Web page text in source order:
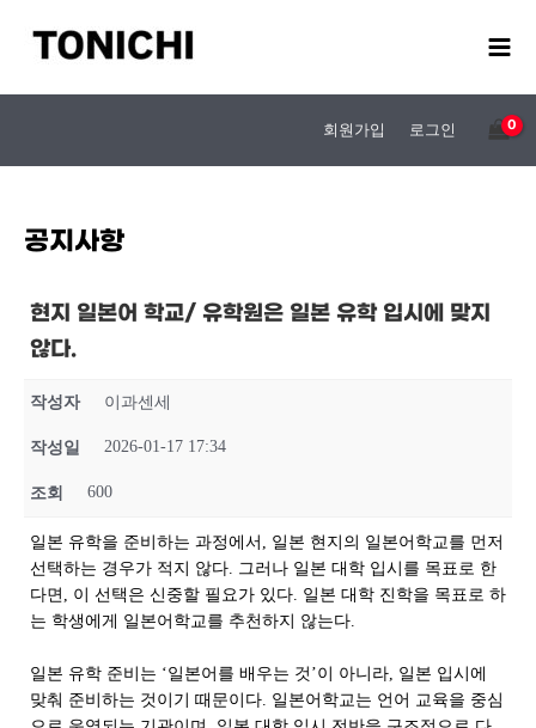
로
뛰
회원가입 로그인
공지사항
현지 일본어 학교/ 유학원은 일본 유학 입시에 맞지
않다.
작성자 이과센세
작성일 2026-01-17 17:34
조회 600
일본 유학을 준비하는 과정에서, 일본 현지의 일본어학교를 먼저
선택하는 경우가 적지 않다. 그러나 일본 대학 입시를 목표로 한
다면, 이 선택은 신중할 필요가 있다. 일본 대학 진학을 목표로 하
는 학생에게 일본어학교를 추천하지 않는다.
일본 유학 준비는 ‘일본어를 배우는 것’이 아니라, 일본 입시에
맞춰 준비하는 것이기 때문이다. 일본어학교는 언어 교육을 중심